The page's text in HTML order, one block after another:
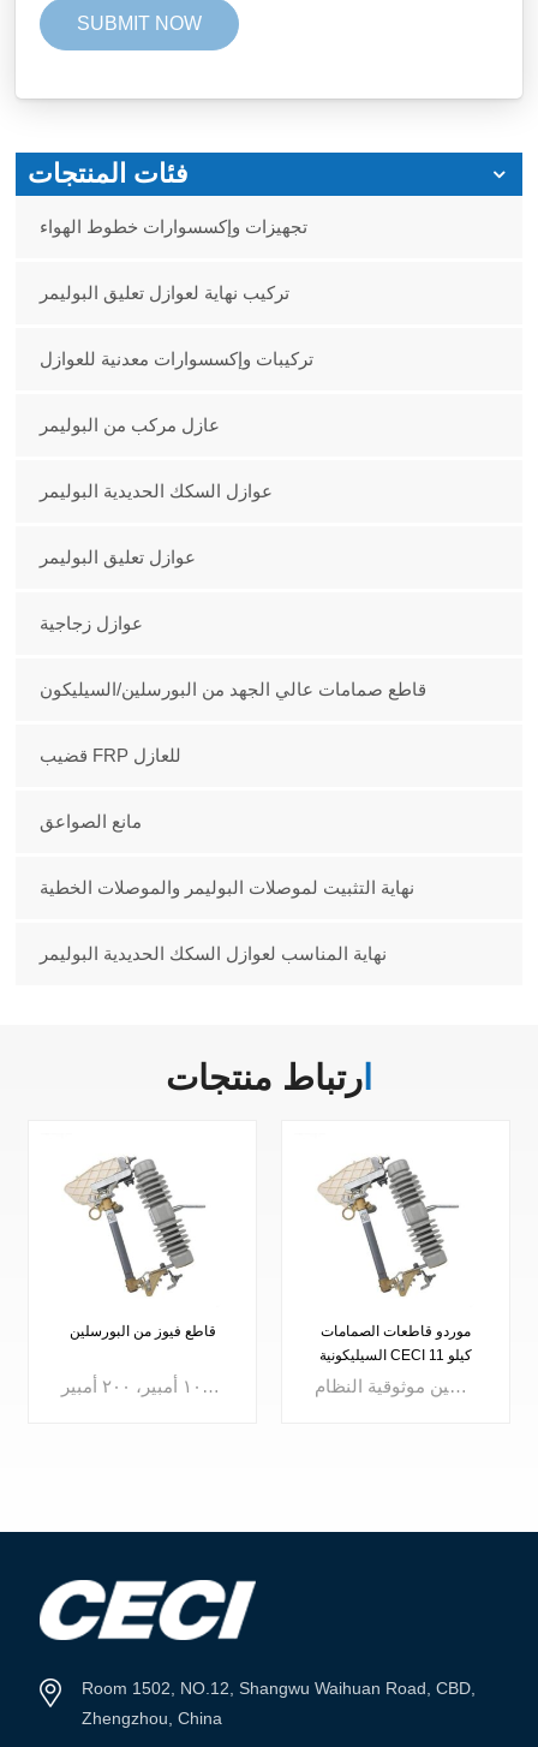
فئات المنتجات
تجهيزات وإكسسوارات خطوط الهواء
تركيب نهاية لعوازل تعليق البوليمر
تركيبات وإكسسوارات معدنية للعوازل
عازل مركب من البوليمر
عوازل السكك الحديدية البوليمر
عوازل تعليق البوليمر
عوازل زجاجية
قاطع صمامات عالي الجهد من البورسلين/السيليكون
قضيب FRP للعازل
مانع الصواعق
نهاية التثبيت لموصلات البوليمر والموصلات الخطية
نهاية المناسب لعوازل السكك الحديدية البوليمر
ارتباط منتجات
قاطع فيوز من البورسلين
قاطع فيوز خارجي، الجهد المقنن: ٣ كيلو فولت، ١٠ كيلو فولت، ١٥ كيلو فولت، ٢٤ كيلو فولت، ٢٧ كيلو فولت، ٣٣ كيلو فولت، ٣٦ كيلو فولت، التيار: ١٠٠ أمبير، ٢٠٠ أمبير
عرض المزيد
موردو قاطعات الصمامات
السيليكونية CECI 11 كيلو
فولت، صمامات ممتازةالمصهر هو جهاز حماية مدمج من التيار الزائد، يُذيب مكوناته الداخلية عند تجاوز التيار حدًا مُحددًا، مما يُؤدي إلى انقطاع الدائرة الكهربائية فورًا. يُستخدم المصهر عالي الجودة على نطاق واسع في توزيع الطاقة، ومعدات التوزيع، والمحولات، ولوحات التحكم، لضمان عزل سريع للأعطال، وتعزيز سلامة الدائرة، وتحسين موثوقية النظام.
Room 1502, NO.12, Shangwu Waihuan Road, CBD,
Zhengzhou, China